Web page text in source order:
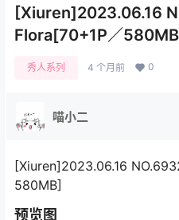
[Xiuren]2023.06.16
Flora[70+1P／
秀人系列 4 个月前 0
喵小二
[Xiuren]2023.06.16
580MB]
预览图